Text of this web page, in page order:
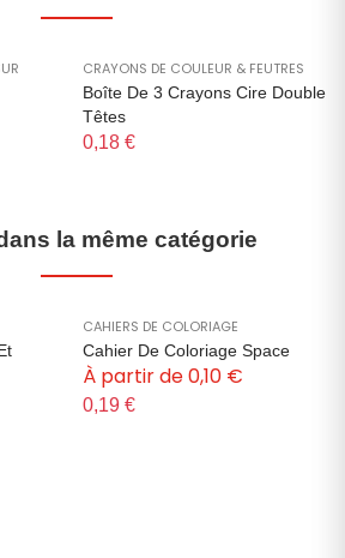
CRAYONS DE COULEUR & FEUTRES
Boîte De 3 Crayons Cire Double
Têtes
0,18 €
la même catégorie
CAHIERS DE COLORIAGE
Cahier De Coloriage Space
À partir de0,10 €
0,19 €